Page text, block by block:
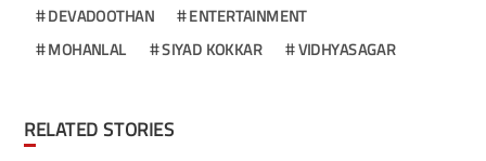
DEVADOOTHAN
ENTERTAINMENT
MOHANLAL
SIYAD KOKKAR VIDHYASAGAR
RELATED STORIES